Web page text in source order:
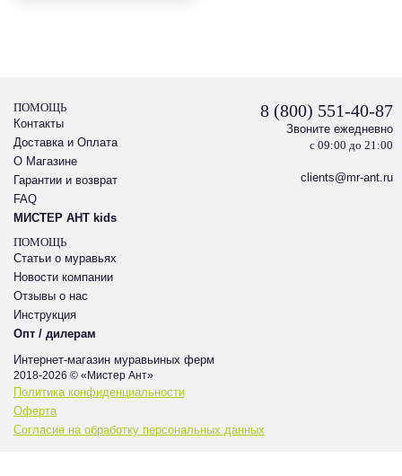
Интернет-магазин муравьиных ферм
2018-2026 © «Мистер Ант»
Политика конфиденциальности
Оферта
Согласие на обработку персональных данных
ПОМОЩЬ
Контакты
Доставка и Оплата
О Магазине
Гарантии и возврат
FAQ
МИСТЕР АНТ kids
ПОМОЩЬ
Статьи о муравьях
Новости компании
Отзывы о нас
Инструкция
Опт / дилерам
8 (800) 551-40-87
Звоните ежедневно
с 09:00 до 21:00
clients@mr-ant.ru